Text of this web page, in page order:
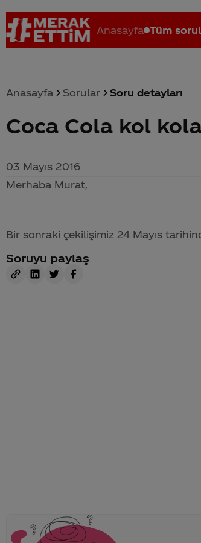
Anasayfa Tüm
Coca-Cola nerenin malı? Coca cola İsrail
Anasayfa Sorular Soru detayları
Coca Cola kol
03 Mayıs 2016
Merhaba Murat,
Bir sonraki çekilişimiz 24 Mayıs
Soruyu paylaş